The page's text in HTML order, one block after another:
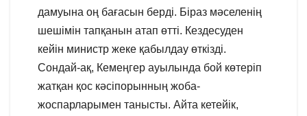
дамуына оң бағасын берді. Біраз мәселенің
шешімін тапқанын атап өтті. Кездесуден
кейін министр жеке қабылдау өткізді.
Сондай-ақ, Кемеңгер ауылында бой көтеріп
жатқан қос кәсіпорынның жоба-
жоспарларымен танысты. Айта кетейік,